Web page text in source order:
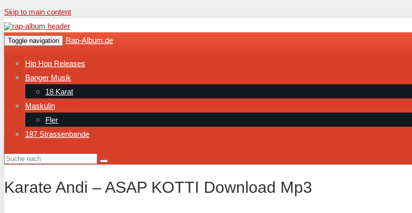
Skip to main content
Toggle navigation Rap-Album.de
Hip Hop Releases
Banger Musik
18 Karat
Maskulin
Fler
187 Strassenbande
Karate Andi – ASAP KOTTI Download Mp3